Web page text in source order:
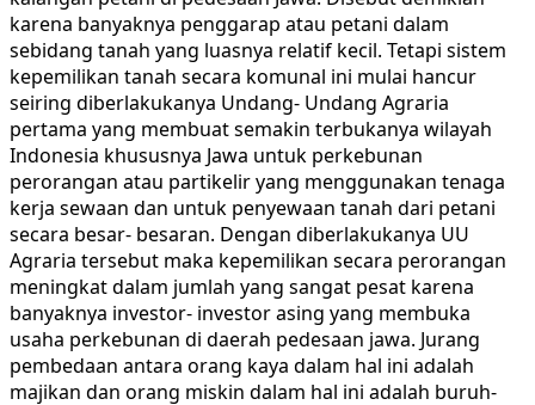
karena banyaknya penggarap atau petani dalam
sebidang tanah yang luasnya relatif kecil. Tetapi sistem
kepemilikan tanah secara komunal ini mulai hancur
seiring diberlakukanya Undang- Undang Agraria
pertama yang membuat semakin terbukanya wilayah
Indonesia khususnya Jawa untuk perkebunan
perorangan atau partikelir yang menggunakan tenaga
kerja sewaan dan untuk penyewaan tanah dari petani
secara besar- besaran. Dengan diberlakukanya UU
Agraria tersebut maka kepemilikan secara perorangan
meningkat dalam jumlah yang sangat pesat karena
banyaknya investor- investor asing yang membuka
usaha perkebunan di daerah pedesaan jawa. Jurang
pembedaan antara orang kaya dalam hal ini adalah
majikan dan orang miskin dalam hal ini adalah buruh-